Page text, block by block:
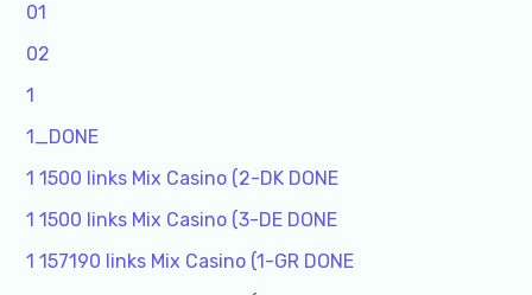
01
02
1
1_DONE
1 1500 links Mix Casino (2-DK DONE
1 1500 links Mix Casino (3-DE DONE
1 157190 links Mix Casino (1-GR DONE